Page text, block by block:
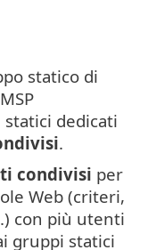
statico di
dedicati
.
condivisi per
Web (criteri,
con più utenti
gruppi statici